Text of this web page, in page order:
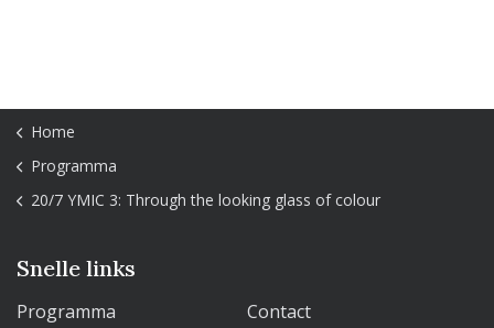
Home
Programma
20/7 YMIC 3: Through the looking glass of colour
Snelle links
Programma
Contact